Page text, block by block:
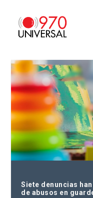
Siete denuncias
de abusos en